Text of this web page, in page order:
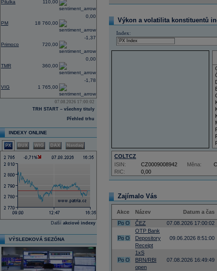
Pilulka 110,00
PM 18 760,00
0,00
Primoco 720,00
-1,37
TMR 360,00
0,00
VIG 1 765,00
-1,78
07.08.2026 17:00:02
TRH START – všechny tituly
Přehled trhu
INDEXY ONLINE
PX BUX WIG DAX Nasdaq
Další akciové indexy
VÝSLEDKOVÁ SEZÓNA
Výkon a volatilita konstituentů
Index:
COLTCZ
RIC: 0,00
ISIN: CZ0009008942 Měna:
Zajímalo Vás
Akce Název
Datum a čas
Po O ČEZ 07.08.2026 17:00:02
Po O
OTP Bank
Depository
Receipt
09.06.2026 8:51:00
Po O
1xS
BRN/RBI
open
07.08.2026 16:49:49